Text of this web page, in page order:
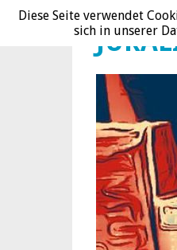
Diese Seite verwendet
sich in unserer